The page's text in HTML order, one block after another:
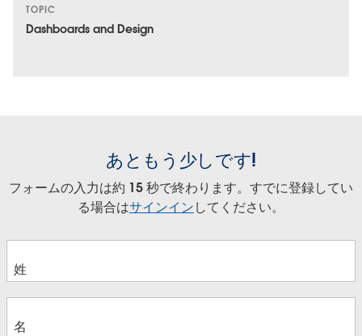
TOPIC
Dashboards and Design
あともう少しです!
フォームの入力は約 15 秒で終わります。すでに登録してい
る場合はサインインしてください。